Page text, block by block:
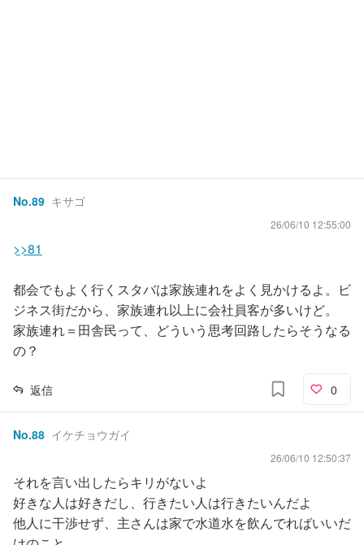
No.89 キサゴ
26/06/10 12:55:00
>>81
都会でもよく行くスタバは家族連れをよく見かけるよ。ビ
ジネス街だから、家族連れ以上に会社員客が多いけど。
家族連れ＝田舎民って、どういう思考回路したらそうなる
の？
返信 0
No.88 イケチョウガイ
26/06/10 12:50:37
それを言い出したらキリがないよ
好きな人は好きだし、行きたい人は行きたいんだよ
他人に干渉せず、主さんは家で水道水を飲んでればいいだ